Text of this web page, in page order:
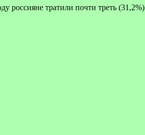
россияне тратили почти треть (31,2%)